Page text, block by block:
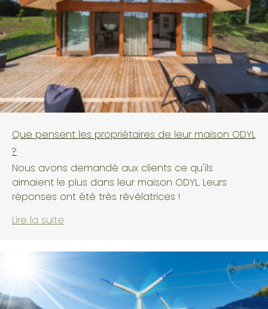
Que pensent les propriétaires de leur maison ODYL
?
Nous avons demandé aux clients ce qu'ils
aimaient le plus dans leur maison ODYL. Leurs
réponses ont été très révélatrices !
Lire la suite